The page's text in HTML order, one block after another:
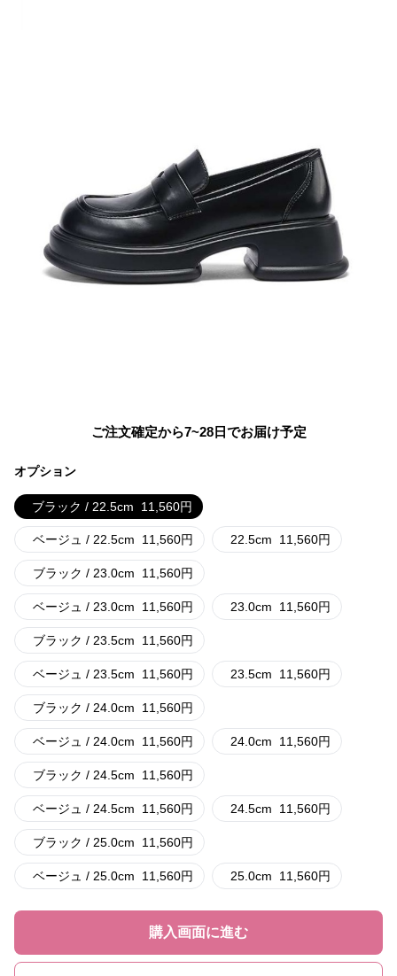
ご注文確定から7~28日でお届け予定
オプション
ブラック / 22.5cm 11,560円
ベージュ / 22.5cm 11,560円 22.5cm 11,560円
ブラック / 23.0cm 11,560円
ベージュ / 23.0cm 11,560円 23.0cm 11,560円
ブラック / 23.5cm 11,560円
ベージュ / 23.5cm 11,560円 23.5cm 11,560円
ブラック / 24.0cm 11,560円
ベージュ / 24.0cm 11,560円 24.0cm 11,560円
ブラック / 24.5cm 11,560円
ベージュ / 24.5cm 11,560円 24.5cm 11,560円
ブラック / 25.0cm 11,560円
ベージュ / 25.0cm 11,560円 25.0cm 11,560円
購入画面に進む